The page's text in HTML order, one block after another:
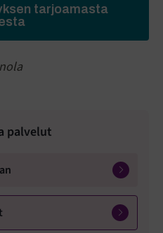
palvelut
tarjoamasta